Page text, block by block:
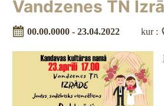
Vandzenes TN
00.00.0000 - 23.04.2022 kur :